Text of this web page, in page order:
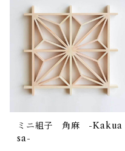
ミニ組子 角麻 -Kakua
sa-